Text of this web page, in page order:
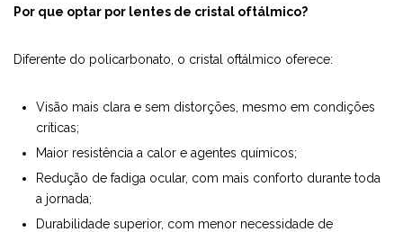
Por que optar por lentes de cristal oftálmico?
Diferente do policarbonato, o cristal oftálmico oferece:
Visão mais clara e sem distorções, mesmo em condições
críticas;
Maior resistência a calor e agentes químicos;
Redução de fadiga ocular, com mais conforto durante toda
a jornada;
Durabilidade superior, com menor necessidade de